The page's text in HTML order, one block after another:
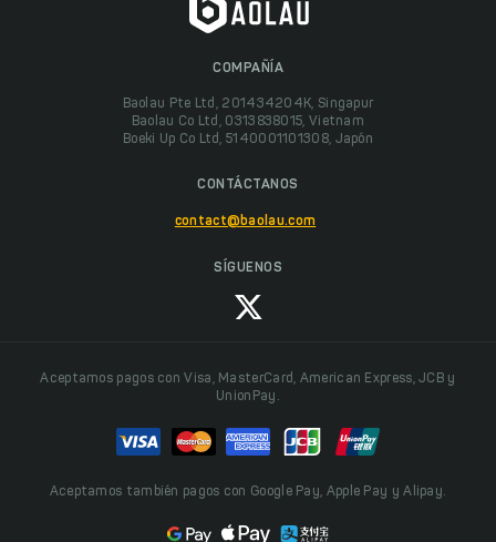
COMPAÑÍA
Baolau Pte Ltd, 201434204K, Singapur
Baolau Co Ltd, 0313838015, Vietnam
Boeki Up Co Ltd, 5140001101308, Japón
CONTÁCTANOS
contact@baolau.com
SÍGUENOS
Aceptamos pagos con Visa, MasterCard, American Express, JCB y
UnionPay.
Aceptamos también pagos con Google Pay, Apple Pay y Alipay.